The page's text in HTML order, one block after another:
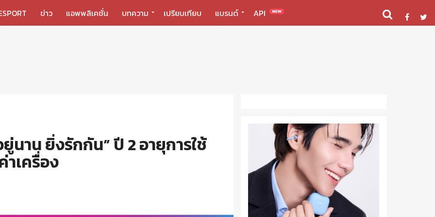
ข่าว แอพพลิเคชั่น บทความ เปรียบเทียบ แบรนด์ API NEW
นาน ยิ่งรักกัน” ปี 2 อายุการใช้
เครื่อง